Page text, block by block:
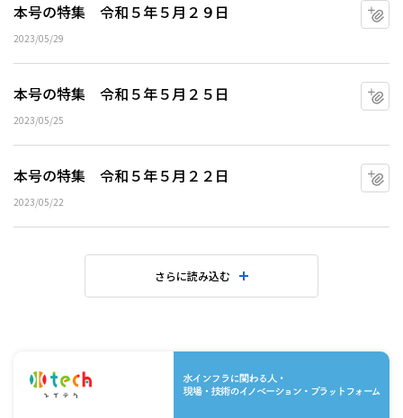
本号の特集 令和５年５月２９日
2023/05/29
本号の特集 令和５年５月２５日
2023/05/25
本号の特集 令和５年５月２２日
2023/05/22
さらに読み込む